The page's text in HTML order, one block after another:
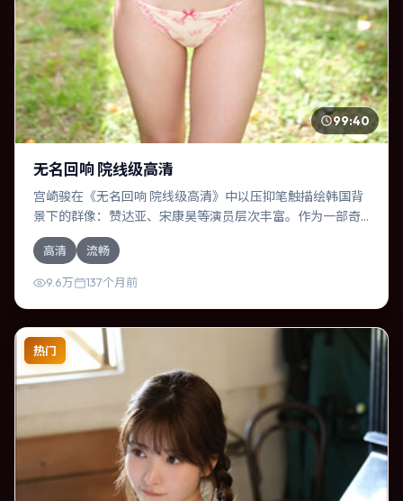
99:40
无名回响 院线级高清
宫崎骏在《无名回响 院线级高清》中以压抑笔触描绘韩国背
景下的群像：赞达亚、宋康昊等演员层次丰富。作为一部奇
幻作品，故事从日常裂缝切入，逐步推向不可逆转的结局；
视听语言统一，情感落点克制有力。
高清 流畅
9.6万 137个月前
热门